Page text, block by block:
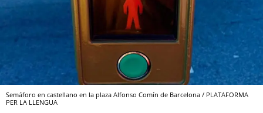
Semáforo en castellano en la plaza Alfonso Comín de Barcelona / PLATAFORMA
PER LA LLENGUA